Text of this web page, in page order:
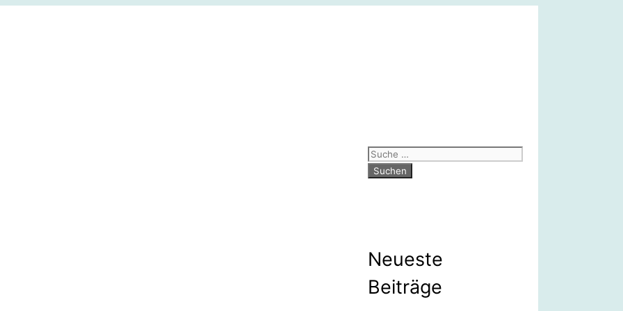
Suche
nach:
Neueste
Beiträge